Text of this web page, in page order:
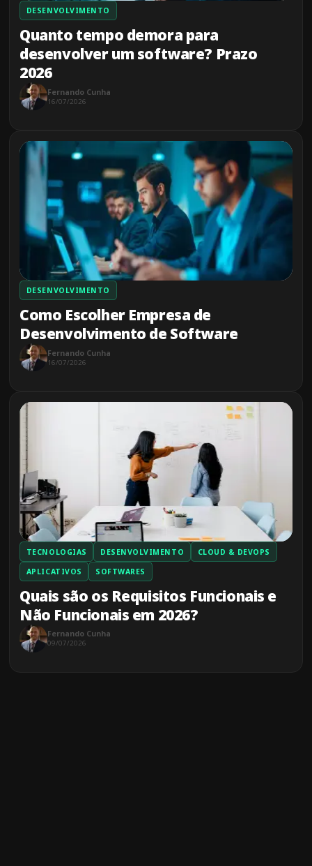
DESENVOLVIMENTO
Quanto tempo demora para
desenvolver um software? Prazo
2026
Fernando Cunha
16/07/2026
DESENVOLVIMENTO
Como Escolher Empresa de
Desenvolvimento de Software
Fernando Cunha
16/07/2026
TECNOLOGIAS DESENVOLVIMENTO CLOUD & DEVOPS
APLICATIVOS SOFTWARES
Quais são os Requisitos Funcionais e
Não Funcionais em 2026?
Fernando Cunha
09/07/2026